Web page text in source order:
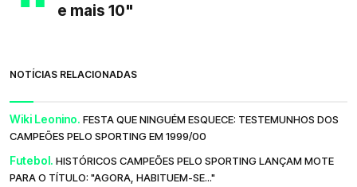
e mais 10"
NOTÍCIAS RELACIONADAS
Wiki Leonino. FESTA QUE NINGUÉM ESQUECE: TESTEMUNHOS DOS
CAMPEÕES PELO SPORTING EM 1999/00
Futebol. HISTÓRICOS CAMPEÕES PELO SPORTING LANÇAM MOTE
PARA O TÍTULO: "AGORA, HABITUEM-SE..."